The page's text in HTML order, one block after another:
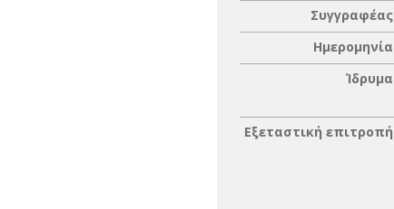
Συγγραφέας
Ημερομηνία
Ίδρυμα
Εξεταστική επιτροπή